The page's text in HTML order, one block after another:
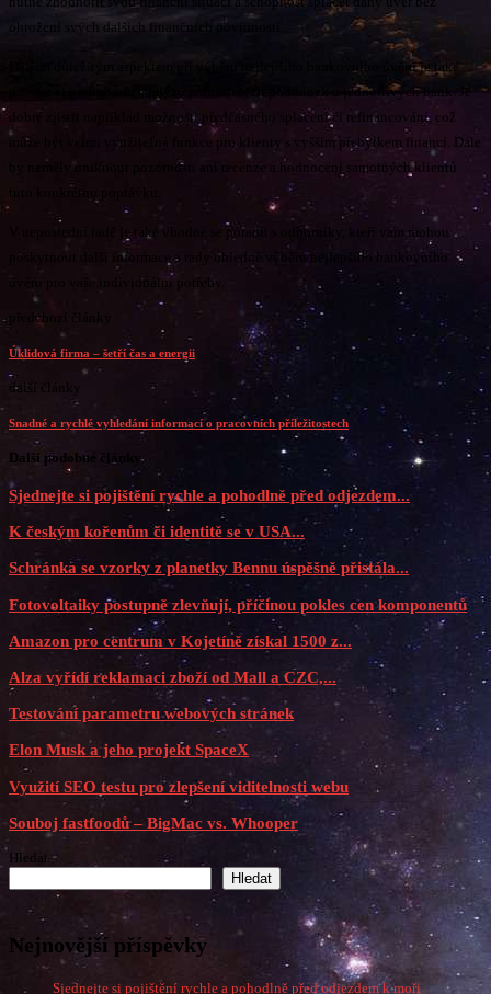
ohrožení svých dalších finančních povinností.
Dalším důležitým aspektem při výběru nejlepšího bankovního úvěru je také
provést si podrobnou analýzu jednotlivých podmínek u jednotlivých bank. Je
dobré zjistit například možnosti předčasného splacení či refinancování, což
může být velmi využiteľná funkce pro klienty s vyšším přebytkem financí. Dále
by neměly uniknout pozornosti ani recenze a hodnocení samotných klientů
tuto konkrétnu poptávku.
V neposlední řadě je také vhodné se poradit s odborníky, kteří vám mohou
poskytnout další informace a rady ohledně výběru nejlepšího bankovního
úvěru pro vaše individuální potřeby.
předchozí články
Úklidová firma – šetří čas a energii
další články
Snadné a rychlé vyhledání informací o pracovních příležitostech
Další podobné články
Sjednejte si pojištění rychle a pohodlně před odjezdem...
K českým kořenům či identitě se v USA...
Schránka se vzorky z planetky Bennu úspěšně přistála...
Fotovoltaiky postupně zlevňují, příčinou pokles cen komponentů
Amazon pro centrum v Kojetíně získal 1500 z...
Alza vyřídí reklamaci zboží od Mall a CZC,...
Testování parametru webových stránek
Elon Musk a jeho projekt SpaceX
Využití SEO testu pro zlepšení viditelnosti webu
Souboj fastfoodů – BigMac vs. Whooper
Hledat
Hledat
Nejnovější příspěvky
Sjednejte si pojištění rychle a pohodlně před odjezdem k moři